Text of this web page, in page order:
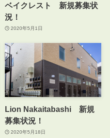
ベイクレスト 新規募集状
況！
2020年5月1日
Lion Nakaitabashi 新規
募集状況！
2020年5月18日